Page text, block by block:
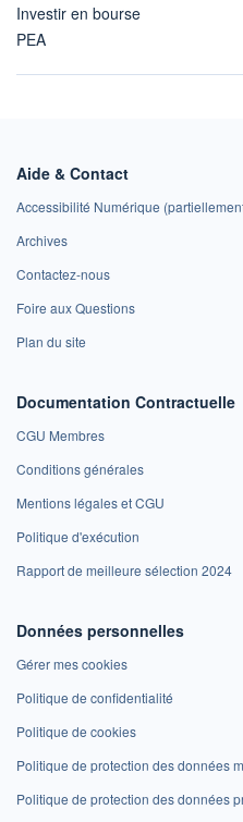
Investir en bourse
PEA
Aide & Contact
Accessibilité Numérique
Archives
Contactez-nous
Foire aux Questions
Plan du site
Documentation Contractuelle
CGU Membres
Conditions générales
Mentions légales et CGU
Politique d'exécution
Rapport de meilleure sélection 2024
Données personnelles
Gérer mes cookies
Politique de confidentialité
Politique de cookies
Politique de protection des données
Politique de protection des données